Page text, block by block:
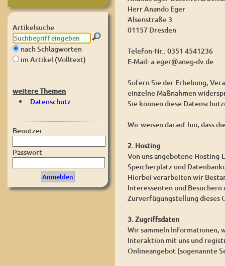
Artikelsuche
nach Schlagworten
im Artikel (Volltext)
weitere Themen
Datenschutz
Benutzer
Passwort
Herr Anando Eger
Alsenstraße 3
01157 Dresden
Telefon-Nr.: 0351 4541236
E-Mail: a.eger@aneg-dv.de
Sofern Sie der Erhebung,
einzelne Maßnahmen
Sie können diese
Wir weisen darauf hin, dass
2. Hosting
Von uns angebotene
Speicherplatz und
Hierbei verarbeiten wir
Interessenten und
Zurverfügungstellung dieses
3. Zugriffsdaten
Wir sammeln Informationen,
Interaktion mit uns und
Onlineangebot (sogenannte